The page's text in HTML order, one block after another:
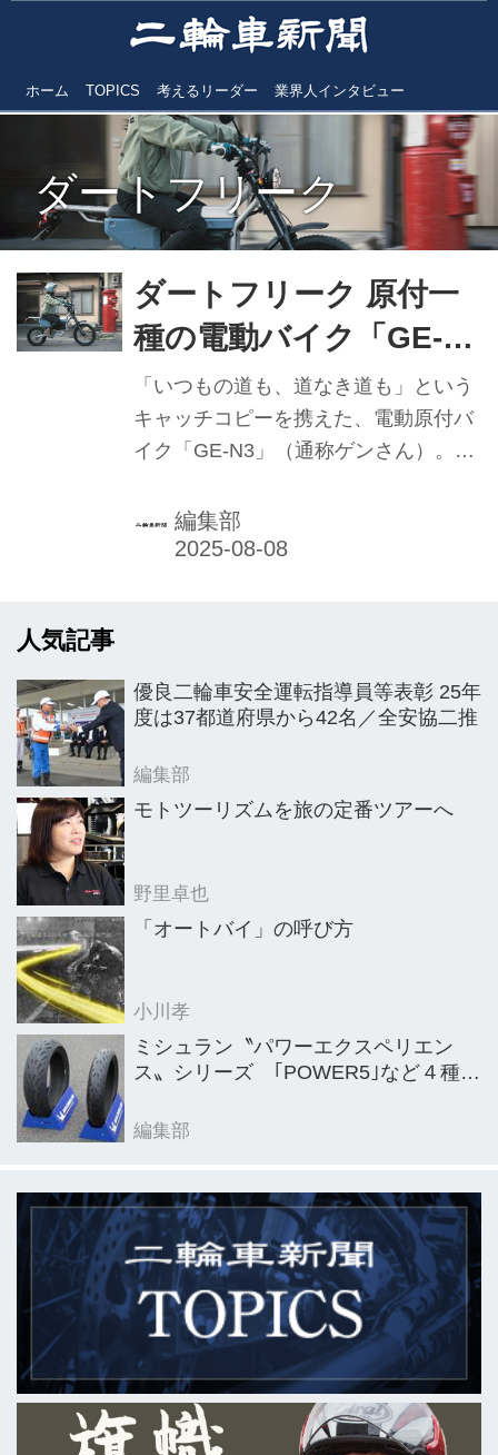
ホーム TOPICS 考えるリーダー 業界人インタビュー
ダートフリーク
ダートフリーク 原付一
種の電動バイク「GE-
N3（ゲンさん）」 街に
溶け込み、のを駆け巡
る【PR企画】
「いつもの道も、道なき道も」という
キャッチコピーを携えた、電動原付バ
イク「GE-N3」（通称ゲンさん）。
翌25年3月の初回デリバリー分50台は
程なく完売。入荷した5台を売り切
ューロの難コースを走破する。価格が
40万円を下回る点も見逃せない。そん
め、開発・販売元の（株）ダートフリ
ークを訪れた。
編集部
人気記事
優良二輪車安全運転指導員等表彰 25年
度は37都道府県から42名／全安協二推
編集部
モトツーリズムを旅の定番ツアーへ
野里卓也
「オートバイ」の呼び方
小川孝
ミシュラン〝パワーエクスペリエン
ス〟シリーズ ｢POWER5｣など４種を
編集部